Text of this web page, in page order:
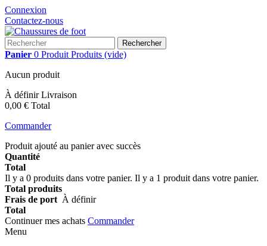
Connexion
Contactez-nous
Rechercher
Panier 0 Produit Produits (vide)
Aucun produit
À définirLivraison
0,00 € Total
Commander
Produit ajouté au panier avec succès
Quantité
Total
Il y a 0 produits dans votre panier. Il y a 1 produit dans votre panier.
Total produits
Frais de port À définir
Total
Continuer mes achats Commander
Menu